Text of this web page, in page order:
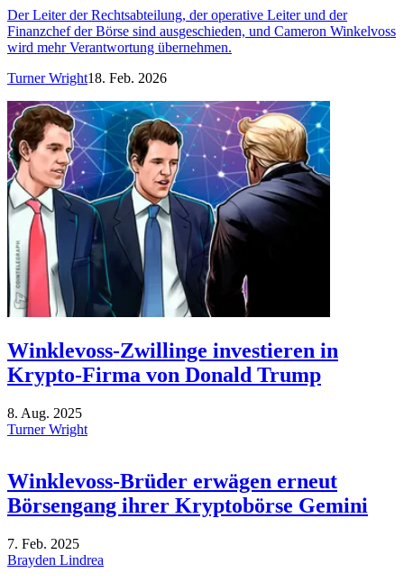
Der Leiter der Rechtsabteilung, der operative Leiter und der
Finanzchef der Börse sind ausgeschieden, und Cameron Winkelvoss
wird mehr Verantwortung übernehmen.
Turner Wright18. Feb. 2026
Winklevoss-Zwillinge investieren in
Krypto-Firma von Donald Trump
8. Aug. 2025
Turner Wright
Winklevoss-Brüder erwägen erneut
Börsengang ihrer Kryptobörse Gemini
7. Feb. 2025
Brayden Lindrea